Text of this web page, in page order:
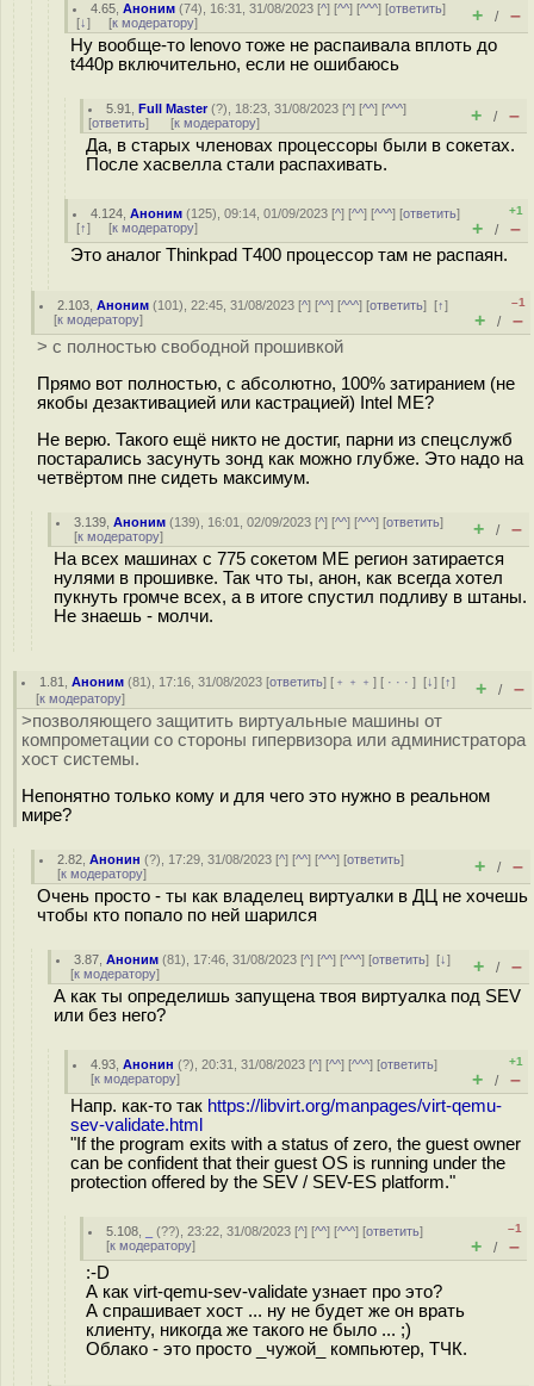
4.65 ,Аноним (74), 16:31, 31/08/2023 [^] [^^] [^^^] [ответить]
[↓] [к модератору] + / –
Ну вообще-то lenovo тоже не распаивала вплоть до
t440p включительно, если не ошибаюсь
5.91 ,Full Master(?), 18:23, 31/08/2023 [^] [^^] [^^^]
[ответить] [к модератору] + / –
Да, в старых членовах процессоры были в сокетах.
После хасвелла стали распахивать.
4.124 ,Аноним (125), 09:14, 01/09/2023 [^] [^^] [^^^] [ответить]
[↑] [к модератору]
+1
+ / –
Это аналог Thinkpad T400 процессор там не распаян.
2.103 ,Аноним (101), 22:45, 31/08/2023 [^] [^^] [^^^] [ответить][↑]
[к модератору]
–1
+ / –
> с полностью свободной прошивкой
Прямо вот полностью, с абсолютно, 100% затиранием (не
якобы дезактивацией или кастрацией) Intel ME?
Не верю. Такого ещё никто не достиг, парни из спецслужб
постарались засунуть зонд как можно глубже. Это надо на
четвёртом пне сидеть максимум.
3.139 ,Аноним (139), 16:01, 02/09/2023 [^] [^^] [^^^] [ответить]
[к модератору] + / –
На всех машинах с 775 сокетом ME регион затирается
нулями в прошивке. Так что ты, анон, как всегда хотел
пyкнуть громче всех, а в итоге спустил подливу в штаны.
Не знаешь - молчи.
1.81 ,Аноним (81), 17:16, 31/08/2023 [ответить] [ ﹢﹢﹢] [ · · ·][↓] [↑]
[к модератору] + / –
>позволяющего защитить виртуальные машины от
компрометации со стороны гипервизора или администратора
хост системы.
Непонятно только кому и для чего это нужно в реальном
мире?
2.82 ,Анонин (?), 17:29, 31/08/2023 [^] [^^] [^^^] [ответить]
[к модератору] + / –
Очень просто - ты как владелец виртуалки в ДЦ не хочешь
чтобы кто попало по ней шарился
3.87 ,Аноним (81), 17:46, 31/08/2023 [^] [^^] [^^^] [ответить][↓]
[к модератору] + / –
А как ты определишь запущена твоя виртуалка под SEV
или без него?
4.93 ,Анонин (?), 20:31, 31/08/2023 [^] [^^] [^^^] [ответить]
[к модератору]
+1
+ / –
Напр. как-то так https://libvirt.org/manpages/virt-qemu-
sev-validate.html
"If the program exits with a status of zero, the guest owner
can be confident that their guest OS is running under the
protection offered by the SEV / SEV-ES platform."
5.108 (??), 23:22, 31/08/2023 [^] [^^] [^^^] [ответить]
[к модератору]
–1
+ / –
:-D
А как virt-qemu-sev-validate узнает про это?
А спрашивает хост ... ну не будет же он врать
клиенту, никогда же такого не было ... ;)
Облако - это просто _чужой_ компьютер, ТЧК.